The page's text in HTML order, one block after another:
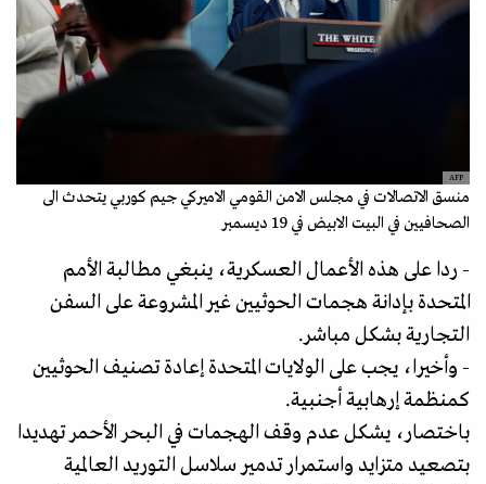
AFP
منسق الاتصالات في مجلس الامن القومي الاميركي جيم كوربي يتحدث الى
الصحافيين في البيت الابيض في 19 ديسمبر
- ردا على هذه الأعمال العسكرية، ينبغي مطالبة الأمم
المتحدة بإدانة هجمات الحوثيين غير المشروعة على السفن
التجارية بشكل مباشر.
- وأخيرا، يجب على الولايات المتحدة إعادة تصنيف الحوثيين
كمنظمة إرهابية أجنبية.
باختصار، يشكل عدم وقف الهجمات في البحر الأحمر تهديدا
بتصعيد متزايد واستمرار تدمير سلاسل التوريد العالمية